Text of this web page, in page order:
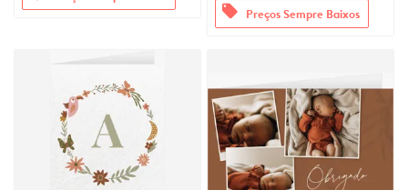
offers Preços Sempre Baixos